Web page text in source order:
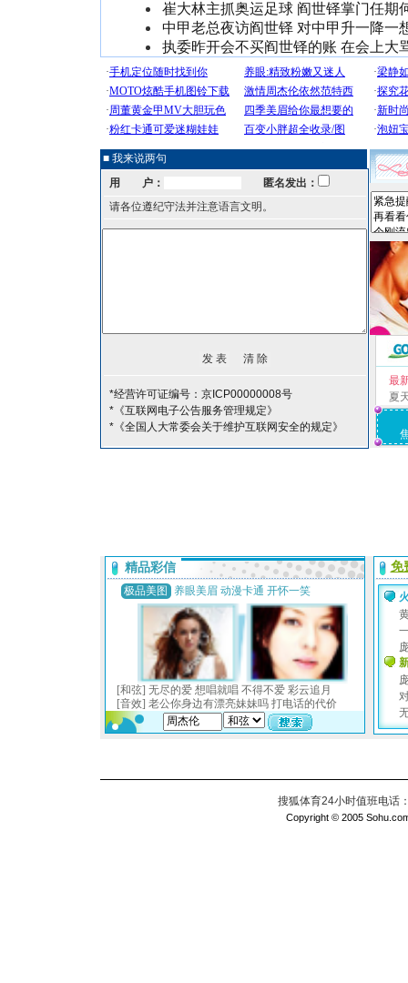
崔大林主抓奥运足球 阎世铎掌门任期
中甲老总夜访阎世铎 对中甲升一降一
执委昨开会不买阎世铎的账 在会上大
■ 我来说两句
用 户：
匿名发出：
请各位遵纪守法并注意语言文明。
*经营许可证编号：京ICP00000008号
*《互联网电子公告服务管理规定》
*《全国人大常委会关于维护互联网安全的规定》
最
夏
搜狐体育24小时值班电话
Copyright © 2005